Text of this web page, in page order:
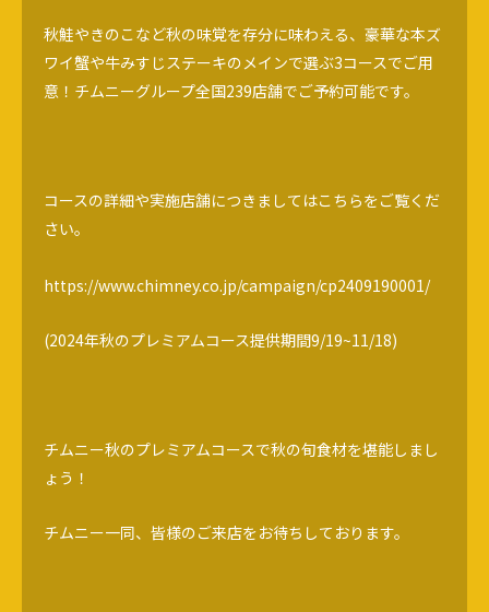
秋鮭やきのこなど秋の味覚を存分に味わえる、豪華な本ズ
ワイ蟹や牛みすじステーキのメインで選ぶ3コースでご用
意！チムニーグループ全国239店舗でご予約可能です。
コースの詳細や実施店舗につきましてはこちらをご覧くだ
さい。
https://www.chimney.co.jp/campaign/cp2409190001/
(2024年秋のプレミアムコース提供期間9/19~11/18)
チムニー秋のプレミアムコースで秋の旬食材を堪能しまし
ょう！
チムニー一同、皆様のご来店をお待ちしております。